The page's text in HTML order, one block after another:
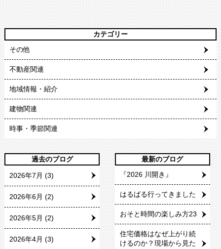
カテゴリー
その他
不動産関連
地域情報・紹介
建物関連
時事・季節関連
過去のブログ
2026年7月 (3)
2026年6月 (2)
2026年5月 (2)
2026年4月 (3)
最新のブログ
『2026 川開き』
はるばる行ってきました
おそと時間の楽しみ方23
住宅価格はなぜ上がり続
けるのか？現場から見た